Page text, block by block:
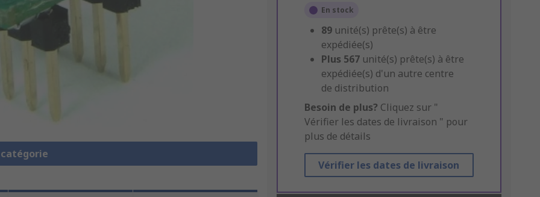
En stock
89 unité(s) prête(s) à être
expédiée(s)
Plus 567 unité(s) prête(s) à être
expédiée(s) d'un autre centre
de distribution
Besoin de plus? Cliquez sur "
Vérifier les dates de livraison " pour
plus de détails
Vérifier les dates de livraison